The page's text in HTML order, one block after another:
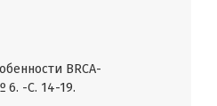
BRCA-
6. -С. 14-19.